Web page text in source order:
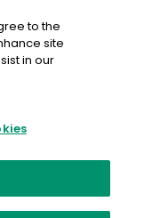
to the
site
in our